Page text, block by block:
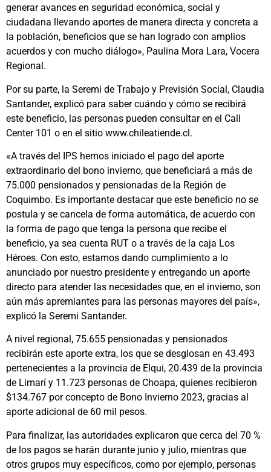
generar avances en seguridad económica, social y
ciudadana llevando aportes de manera directa y concreta a
la población, beneficios que se han logrado con amplios
acuerdos y con mucho diálogo», Paulina Mora Lara, Vocera
Regional.
Por su parte, la Seremi de Trabajo y Previsión Social, Claudia
Santander, explicó para saber cuándo y cómo se recibirá
este beneficio, las personas pueden consultar en el Call
Center 101 o en el sitio www.chileatiende.cl.
«A través del IPS hemos iniciado el pago del aporte
extraordinario del bono invierno, que beneficiará a más de
75.000 pensionados y pensionadas de la Región de
Coquimbo. Es importante destacar que este beneficio no se
postula y se cancela de forma automática, de acuerdo con
la forma de pago que tenga la persona que recibe el
beneficio, ya sea cuenta RUT o a través de la caja Los
Héroes. Con esto, estamos dando cumplimiento a lo
anunciado por nuestro presidente y entregando un aporte
directo para atender las necesidades que, en el invierno, son
aún más apremiantes para las personas mayores del país»,
explicó la Seremi Santander.
A nivel regional, 75.655 pensionadas y pensionados
recibirán este aporte extra, los que se desglosan en 43.493
pertenecientes a la provincia de Elqui, 20.439 de la provincia
de Limarí y 11.723 personas de Choapa, quienes recibieron
$134.767 por concepto de Bono Invierno 2023, gracias al
aporte adicional de 60 mil pesos.
Para finalizar, las autoridades explicaron que cerca del 70 %
de los pagos se harán durante junio y julio, mientras que
otros grupos muy específicos, como por ejemplo, personas